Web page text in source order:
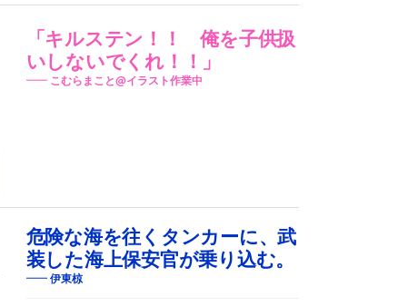
「キルステン！！ 俺を子供扱
いしないでくれ！！」
こむらまこと@イラスト作業中
危険な海を往くタンカーに、武
装した海上保安官が乗り込む。
伊東椋